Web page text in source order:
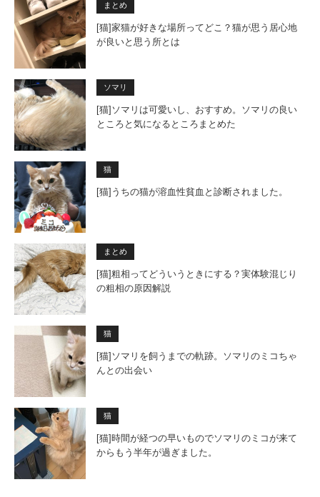
まとめ
[猫]家猫が好きな場所ってどこ？猫が思う居心地
が良いと思う所とは
ソマリ
[猫]ソマリは可愛いし、おすすめ。ソマリの良い
ところと気になるところまとめた
猫
[猫]うちの猫が溶血性貧血と診断されました。
まとめ
[猫]粗相ってどういうときにする？実体験混じり
の粗相の原因解説
猫
[猫]ソマリを飼うまでの軌跡。ソマリのミコちゃ
んとの出会い
猫
[猫]時間が経つの早いものでソマリのミコが来て
からもう半年が過ぎました。